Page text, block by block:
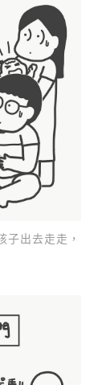
子出去走走，